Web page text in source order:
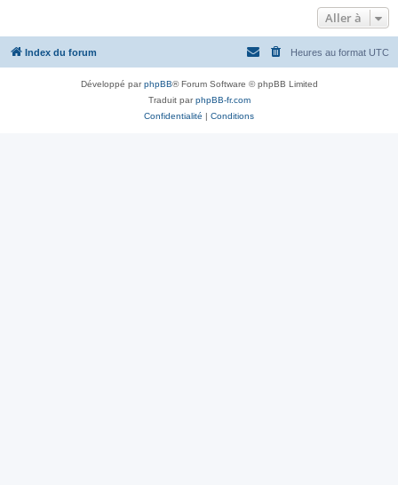
Aller à
Index du forum Heures au format UTC
Développé parphpBB® Forum Software © phpBB Limited
Traduit parphpBB-fr.com
Confidentialité | Conditions